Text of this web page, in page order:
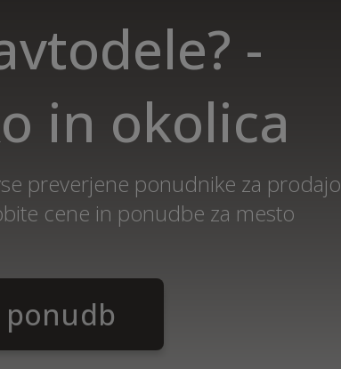
-
in okolica
preverjene ponudnike za prodajo
cene in ponudbe za mesto